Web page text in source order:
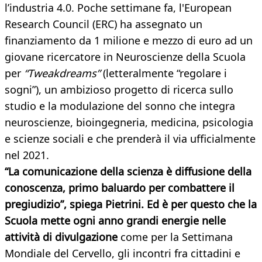
l’industria 4.0. Poche settimane fa, l'European
Research Council (ERC) ha assegnato un
finanziamento da 1 milione e mezzo di euro ad un
giovane ricercatore in Neuroscienze della Scuola
per “Tweakdreams”(letteralmente “regolare i
sogni”), un ambizioso progetto di ricerca sullo
studio e la modulazione del sonno che integra
neuroscienze, bioingegneria, medicina, psicologia
e scienze sociali e che prenderà il via ufficialmente
nel 2021.
“La comunicazione della scienza è diffusione della
conoscenza, primo baluardo per combattere il
pregiudizio”, spiega Pietrini. Ed è per questo che la
Scuola mette ogni anno grandi energie nelle
attività di divulgazione come per la Settimana
Mondiale del Cervello, gli incontri fra cittadini e